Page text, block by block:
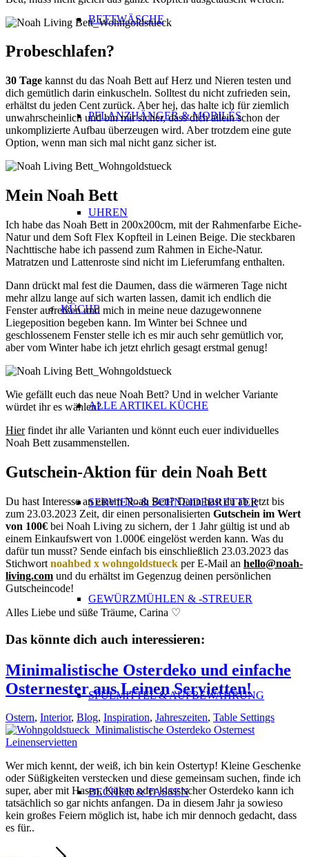
BETTWÄSCHE
PFLANZHÄNGER & MOBILÉS
UHREN
KÜCHE
ALLE ARTIKEL KÜCHE
SERVIER- & SCHNEIDEBRETTER
GEWÜRZMÜHLEN & -STREUER
SPÜLMITTEL & AUFBEWAHRUNG
BECHER & TASSEN
Probeschlafen?
30 Tage kannst du das Noah Bett auf Herz und Nieren testen und
dich gemütlich darin einkuscheln. Solltest du nicht zufrieden sein,
erhältst du jeden Cent zurück. Aber hej, das halte ich für ziemlich
unwahrscheinlich und bin mir sicher, dass dich allein schon der
unkomplizierte Aufbau überzeugen wird. Aber trotzdem eine gute
Option, wenn man sich mal nicht ganz sicher ist.
Mein Noah Bett
Ich habe das Noah Bett in 200x200cm, mit der Rahmenfarbe Eiche-
Natur und dem Soft Flex Kopfteil in Leinen Beige. Die steckbaren
Nachttische habe ich passend zum Rahmen in Eiche-Natur.
Matratzen und Lattenroste sind nicht im Lieferumfang enthalten.
Dann drückt mal fest die Daumen, dass die wärmeren Tage nicht
mehr allzu lange auf sich warten lassen, damit ich endlich die
Fenster aufreißen und mich in meine neue dazugewonnene
Liegeposition begeben kann. Im Winter bei Schnee und
geschlossenem Fenster stelle ich es mir auch sehr gemütlich vor,
aber vom Winter habe ich jetzt ehrlich gesagt erstmal genug!
Wie gefällt euch das neue Noah Bett? Und in welcher Variante
würdet ihr es wählen?
Hierfindet ihr alle Varianten und könnt euch euer individuelles
Noah Bett zusammenstellen.
Gutschein-Aktion für dein Noah Bett
Du hast Interesse an einem Noah Bett? Dann hast du ab jetzt bis
zum 23.03.2023 Zeit, dir einen personalisierten Gutschein im Wert
von 100€ bei Noah Living zu sichern, der 1 Jahr gültig ist und ab
einem Einkaufswert von 1.000€ eingelöst werden kann. Was du
dafür tun musst? Sende einfach bis einschließlich 23.03.2023 das
Stichwort noahbed x wohngoldstueck per E-Mail an hello@noah-
living.com und du erhältst im Gegenzug deinen persönlichen
Gutscheincode!
Alles Liebe und süße Träume, Carina ♡
Das könnte dich auch interessieren:
Minimalistische Osterdeko und einfache
Osternester aus Leinen Servietten!
Ostern, Interior, Blog, Inspiration, Jahreszeiten, Table Settings
Wer mich kennt, der weiß, ich bin kein Ostertyp! Kleine Geschenke
oder Süßigkeiten verstecken und diese gemeinsam suchen, finde ich
super, aber mit Hasen, Küken oder klassischer Osterdeko kann ich
tatsächlich so gar nichts anfangen. Da in diesem Jahr ja sowieso
kein großes Feiern möglich ist, habe ich mir dennoch gedacht, dass
es für..